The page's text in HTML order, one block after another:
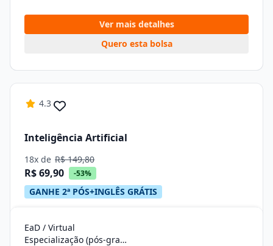
Ver mais detalhes
Quero esta bolsa
4.3
Inteligência Artificial
18x de R$ 149,80
R$ 69,90 -53%
GANHE 2ª PÓS+INGLÊS GRÁTIS
EaD / Virtual
Especialização (pós-graduação)